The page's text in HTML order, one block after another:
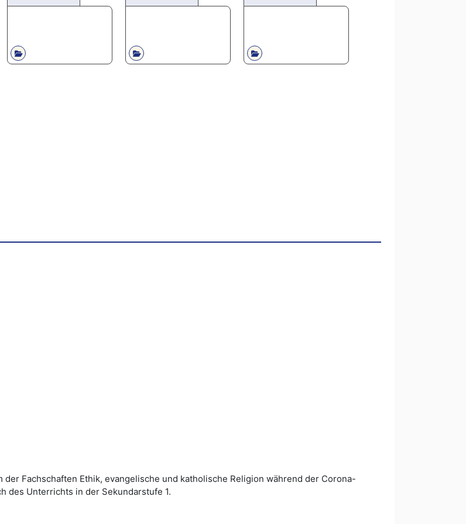
der Fachschaften Ethik, evangelische und katholische Religion während der Corona-
des Unterrichts in der Sekundarstufe 1.